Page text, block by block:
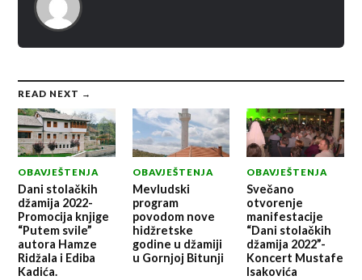
READ NEXT →
OBAVJEŠTENJA
Dani stolačkih
džamija 2022-
Promocija knjige
“Putem svile”
autora Hamze
Ridžala i Ediba
Kadića.
OBAVJEŠTENJA
Mevludski
program
povodom nove
hidžretske
godine u džamiji
u Gornjoj Bitunji
OBAVJEŠTENJA
Svečano
otvorenje
manifestacije
“Dani stolačkih
džamija 2022”-
Koncert Mustafe
Isakovića